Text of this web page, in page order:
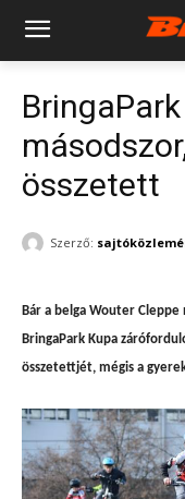
összetett
Szerző:
Bár a belga Wouter
BringaPark Kupa
összetettjét, mégis a